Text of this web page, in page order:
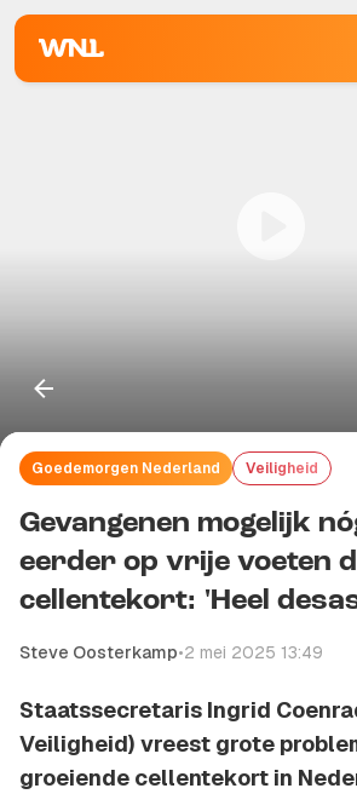
Goedemorgen Nederland Veiligheid
Gevangenen mogelijk
eerder op vrije voeten
cellentekort: 'Heel
Steve Oosterkamp•2 mei 2025 13:49
Staatssecretaris Ingrid
Veiligheid) vreest grote
groeiende cellentekort in